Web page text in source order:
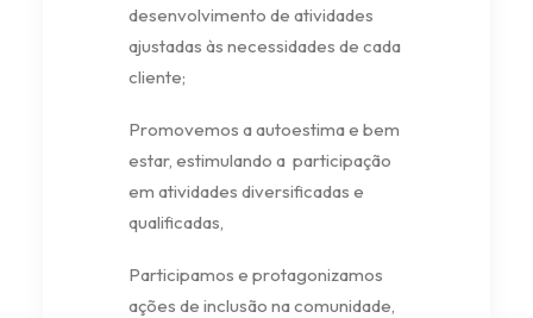
desenvolvimento de atividades
ajustadas às necessidades de cada
cliente;
Promovemos a autoestima e bem
estar, estimulando a participação
em atividades diversificadas e
qualificadas,
Participamos e protagonizamos
ações de inclusão na comunidade,